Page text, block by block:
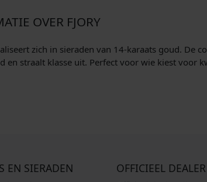
OVER FJORY
zich in sieraden van 14-karaats goud. De
en straalt klasse uit. Perfect voor wie kiest voor
EN SIERADEN OFFICIEEL DEALER